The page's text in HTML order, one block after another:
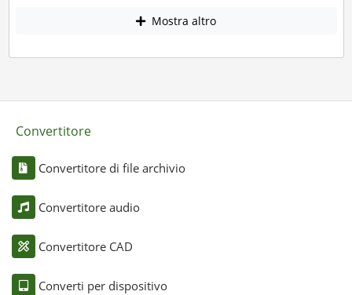
Mostra altro
Convertitore
Convertitore di file archivio
Convertitore audio
Convertitore CAD
Converti per dispositivo